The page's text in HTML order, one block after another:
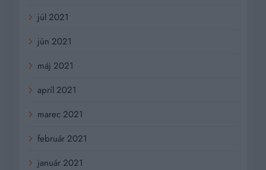
júl 2021
jún 2021
máj 2021
apríl 2021
marec 2021
február 2021
január 2021